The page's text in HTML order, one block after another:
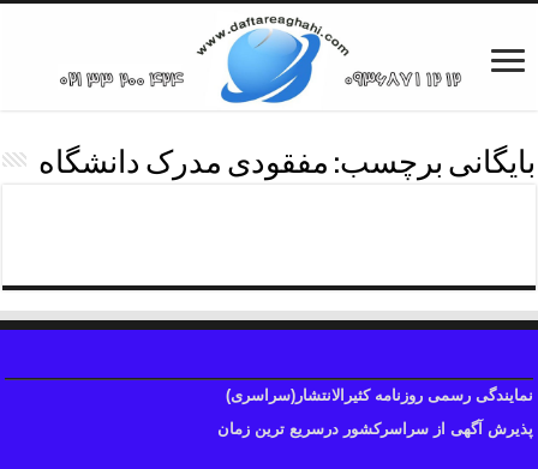
بایگانی برچسب: مفقودی مدرک دانشگاه
نمایندگی رسمی روزنامه کثیرالانتشار(سراسری)
پذیرش آگهی از سراسرکشور درسریع ترین زمان